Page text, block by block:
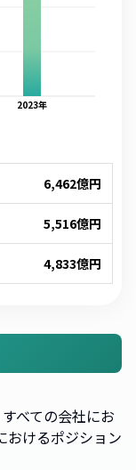
2023年
6,462億円
5,516億円
4,833億円
べての会社にお
おけるポジション